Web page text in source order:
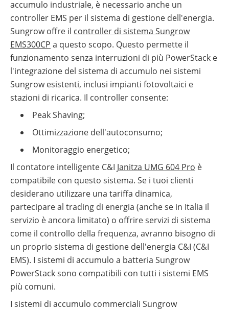
accumulo industriale, è necessario anche un
controller EMS per il sistema di gestione dell'energia.
Sungrow offre il controller di sistema Sungrow
EMS300CP a questo scopo. Questo permette il
funzionamento senza interruzioni di più PowerStack e
l'integrazione del sistema di accumulo nei sistemi
Sungrow esistenti, inclusi impianti fotovoltaici e
stazioni di ricarica. Il controller consente:
Peak Shaving;
Ottimizzazione dell'autoconsumo;
Monitoraggio energetico;
Il contatore intelligente C&I Janitza UMG 604 Pro è
compatibile con questo sistema. Se i tuoi clienti
desiderano utilizzare una tariffa dinamica,
partecipare al trading di energia (anche se in Italia il
servizio è ancora limitato) o offrire servizi di sistema
come il controllo della frequenza, avranno bisogno di
un proprio sistema di gestione dell'energia C&I (C&I
EMS). I sistemi di accumulo a batteria Sungrow
PowerStack sono compatibili con tutti i sistemi EMS
più comuni.
I sistemi di accumulo commerciali Sungrow